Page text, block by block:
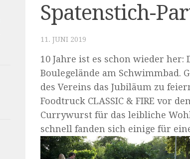
Spatenstich-
11. JUNI 2019
10 Jahre ist es schon wieder
Boulegelände am Schwimmbad.
des Vereins das Jubiläum zu
Foodtruck CLASSIC & FIRE vor
Currywurst für das leibliche
schnell fanden sich einige für